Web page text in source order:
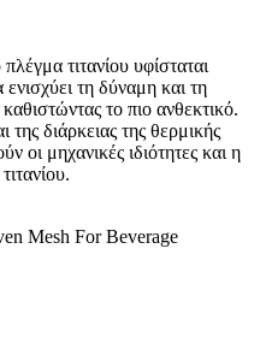
τιτανίου υφίσταται
τη δύναμη και τη
το πιο ανθεκτικό.
διάρκειας της θερμικής
οι μηχανικές ιδιότητες και η